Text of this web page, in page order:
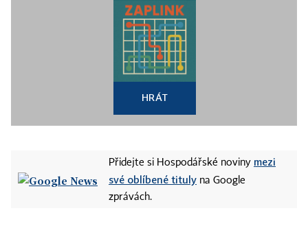
HRÁT
Přidejte si Hospodářské noviny mezi
své oblíbené tituly na Google
zprávách.